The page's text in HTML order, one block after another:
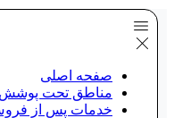
صفحه اصلی
مناطق تحت پوشش
خدمات پس از